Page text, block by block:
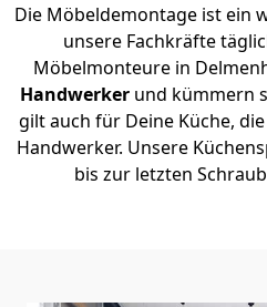
Die Möbeldemontage ist ein
unsere Fachkräfte
Möbelmonteure in
Handwerker und kümmern
gilt auch für Deine Küche,
Handwerker. Unsere
bis zur letzten